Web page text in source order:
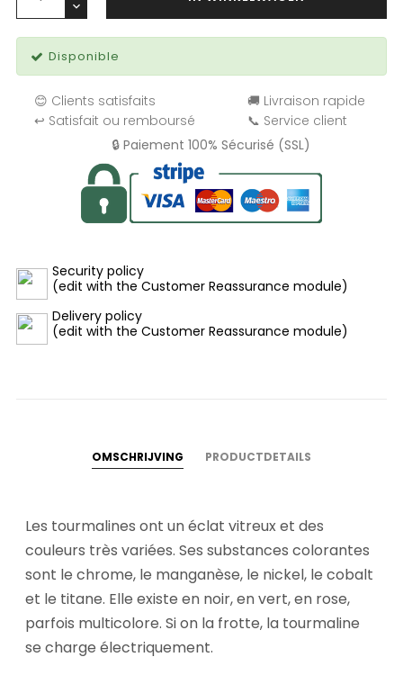
Disponible
😊 Clients satisfaits
🚚 Livraison rapide
↩️ Satisfait ou remboursé
📞 Service client
🔒 Paiement 100% Sécurisé (SSL)
Security policy
(edit with the Customer Reassurance module)
Delivery policy
(edit with the Customer Reassurance module)
OMSCHRIJVING PRODUCTDETAILS
Les tourmalines ont un éclat vitreux et des
couleurs très variées. Ses substances colorantes
sont le chrome, le manganèse, le nickel, le cobalt
et le titane. Elle existe en noir, en vert, en rose,
parfois multicolore. Si on la frotte, la tourmaline
se charge électriquement.